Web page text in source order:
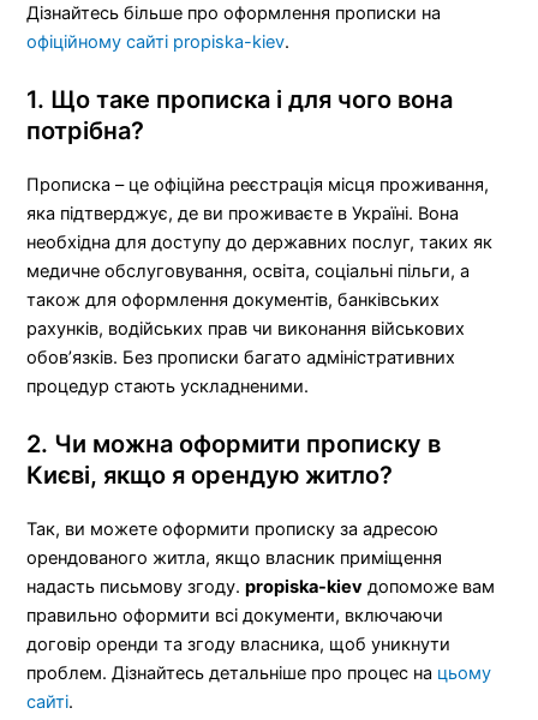
Дізнайтесь більше про оформлення прописки на
офіційному сайті propiska-kiev.
1. Що таке прописка і для чого вона
потрібна?
Прописка – це офіційна реєстрація місця проживання,
яка підтверджує, де ви проживаєте в Україні. Вона
необхідна для доступу до державних послуг, таких як
медичне обслуговування, освіта, соціальні пільги, а
також для оформлення документів, банківських
рахунків, водійських прав чи виконання військових
обов’язків. Без прописки багато адміністративних
процедур стають ускладненими.
2. Чи можна оформити прописку в
Києві, якщо я орендую житло?
Так, ви можете оформити прописку за адресою
орендованого житла, якщо власник приміщення
надасть письмову згоду.propiska-kiev допоможе вам
правильно оформити всі документи, включаючи
договір оренди та згоду власника, щоб уникнути
проблем. Дізнайтесь детальніше про процес на цьому
сайті.